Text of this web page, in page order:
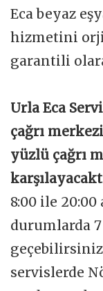
Eca beyaz
hizmetini
garantili
Urla Eca
çağrı
yüzlü çağrı
8:00 ile 20:00
durumlarda
servislerde